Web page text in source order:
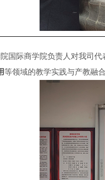
际商学院负责人对我司代
等领域的教学实践与产教融